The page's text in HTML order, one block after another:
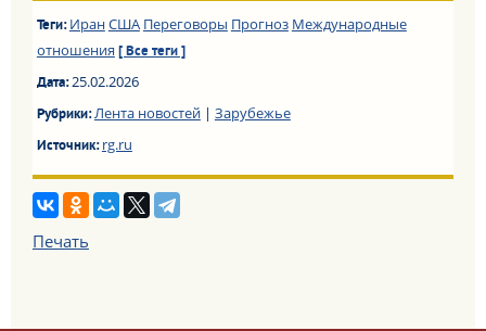
Теги: ИранСША Переговоры Прогноз Международные
отношения [ Все теги ]
Дата:25.02.2026
Рубрики:Лента новостей| Зарубежье
Источник:rg.ru
Печать